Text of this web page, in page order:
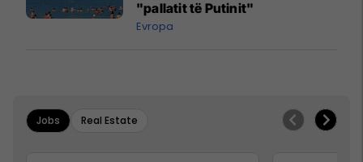
"pallatit të Putinit"
Evropa
Jobs Real Estate